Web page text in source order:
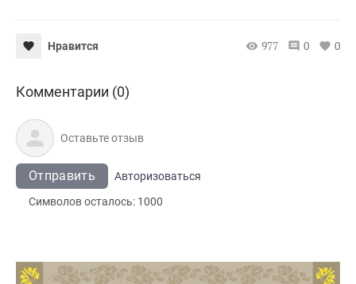
Нравится 977 0 0
Комментарии (0)
Отправить
Авторизоваться
Символов осталось: 1000